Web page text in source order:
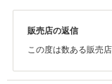
販売店の返信
この度は数ある販売